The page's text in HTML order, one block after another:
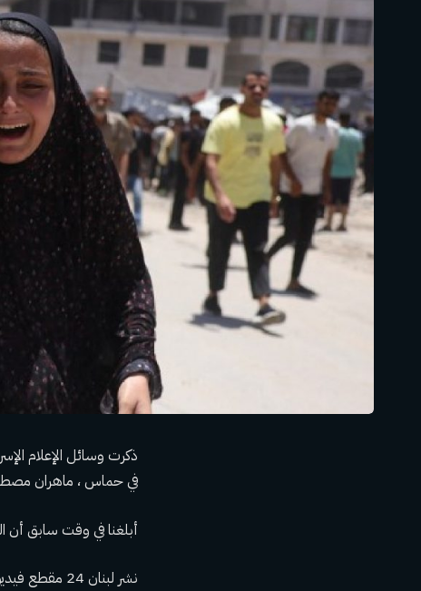
ذكرت وسائل الإعلام
في حماس ، ماهران
أبلغنا في وقت سابق
نشر لبنان